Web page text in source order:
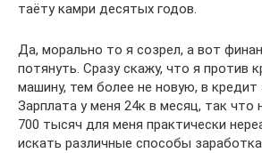
таёту камри десятых годов.
Да, морально то я созрел, а вот
потянуть. Сразу скажу, что я против
машину, тем более не новую, в кредит
Зарплата у меня 24к в месяц, так что
700 тысяч для меня практически
искать различные способы